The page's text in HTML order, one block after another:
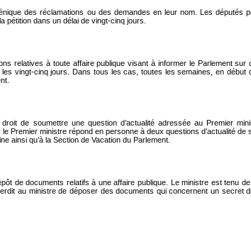
des réclamations ou des demandes en leur nom. Les députés
pétition dans un délai de vingt-cinq jours.
relatives à toute affaire publique visant à informer le Parlement sur
vingt-cinq jours. Dans tous les cas, toutes les semaines, en début
de soumettre une question d’actualité adressée au Premier
Premier ministre répond en personne à deux questions d’actualité de
ainsi qu’à la Section de Vacation du Parlement.
de documents relatifs à une affaire publique. Le ministre est tenu
au ministre de déposer des documents qui concernent un secret